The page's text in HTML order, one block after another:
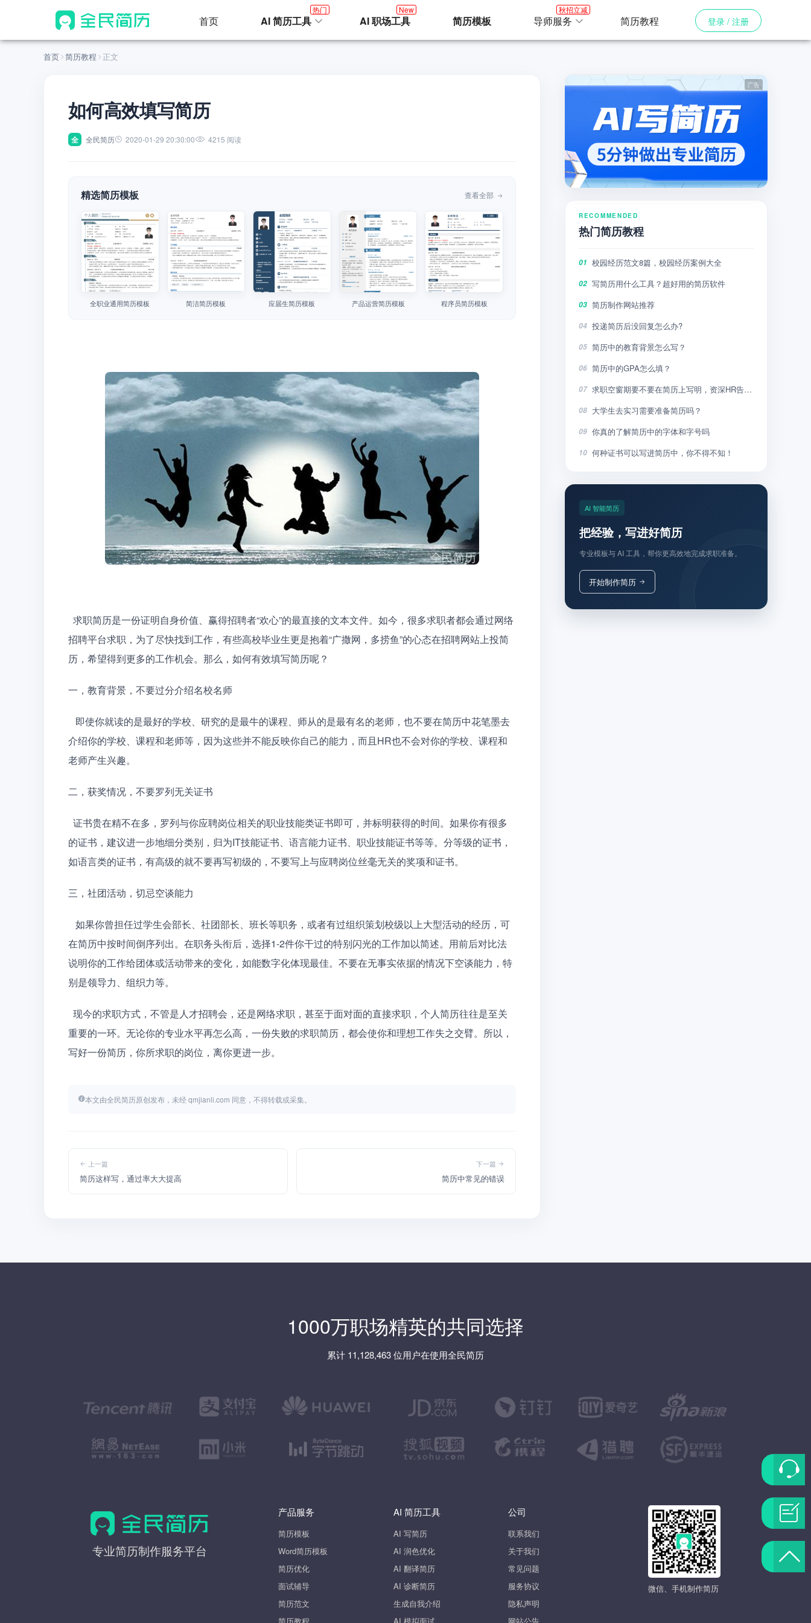
首页 AI 简历工具
热门
AI 职场工具
New
简历模板 导师服务
秋招立减
简历教程 登录 / 注册
首页 简历教程 正文
如何高效填写简历
全 全民简历 2020-01-29 20:30:00 4215 阅读
精选简历模板 查看全部
全职业通用简历模板 简洁简历模板 应届生简历模板 产品运营简历模板 程序员简历模板
招聘平台求职，为了尽快找到工作，有些高校毕业生更是抱着“广撒网，多捞鱼”的心态在招聘网站上投简
历，希望得到更多的工作机会。那么，如何有效填写简历呢？
一，教育背景，不要过分介绍名校名师
介绍你的学校、课程和老师等，因为这些并不能反映你自己的能力，而且HR也不会对你的学校、课程和
老师产生兴趣。
二，获奖情况，不要罗列无关证书
的证书，建议进一步地细分类别，归为IT技能证书、语言能力证书、职业技能证书等等。分等级的证书，
如语言类的证书，有高级的就不要再写初级的，不要写上与应聘岗位丝毫无关的奖项和证书。
三，社团活动，切忌空谈能力
在简历中按时间倒序列出。在职务头衔后，选择1-2件你干过的特别闪光的工作加以简述。用前后对比法
说明你的工作给团体或活动带来的变化，如能数字化体现最佳。不要在无事实依据的情况下空谈能力，特
别是领导力、组织力等。
重要的一环。无论你的专业水平再怎么高，一份失败的求职简历，都会使你和理想工作失之交臂。所以，
写好一份简历，你所求职的岗位，离你更进一步。
本文由全民简历原创发布，未经 qmjianli.com 同意，不得转载或采集。
上一篇
简历这样写，通过率大大提高
下一篇
简历中常见的错误
RECOMMENDED
热门简历教程
01 校园经历范文8篇，校园经历案例大全
02 写简历用什么工具？超好用的简历软件
03 简历制作网站推荐
04 投递简历后没回复怎么办?
05 简历中的教育背景怎么写？
06 简历中的GPA怎么填？
07 求职空窗期要不要在简历上写明，资深HR告诉你
08 大学生去实习需要准备简历吗？
09 你真的了解简历中的字体和字号吗
10 何种证书可以写进简历中，你不得不知！
AI 智能简历
把经验，写进好简历
专业模板与 AI 工具，帮你更高效地完成求职准备。
开始制作简历
1000万职场精英的共同选择
累计 11,128,463 位用户在使用全民简历
全
专业简历制作服务平台
产品服务
简历模板
Word简历模板
简历优化
面试辅导
简历范文
AI 简历工具
AI 写简历
AI 润色优化
AI 翻译简历
AI 诊断简历
生成自我介绍
公司
联系我们
关于我们
常见问题
服务协议
隐私声明
微信、手机制作简历
联
系
客
服
题
反
返